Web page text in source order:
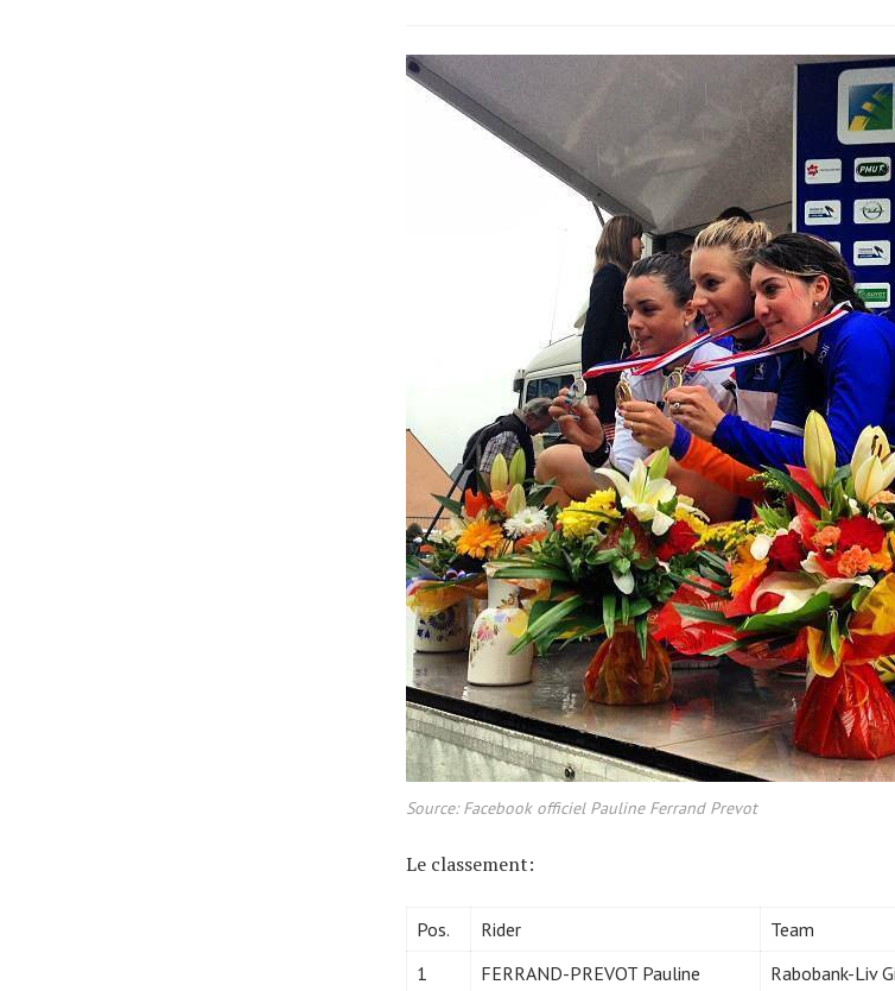
Source: Facebook officiel Pauline Ferrand Prevot
Le classement:
Pos. Rider Team
1
FERRAND-PREVOT Pauline Rabobank-Liv